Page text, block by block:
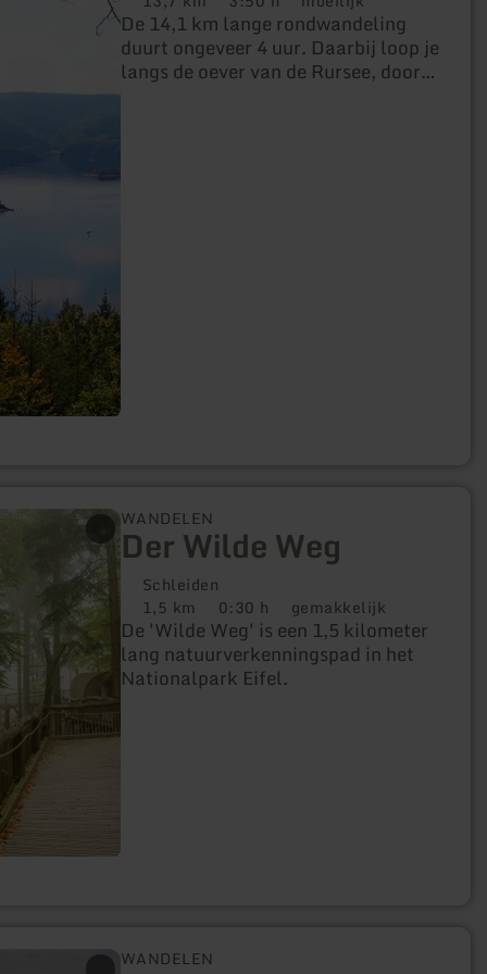
Afstand:
Duur: Moeilijkheidsgraad:
De 14,1 km lange rondwandeling
duurt ongeveer 4 uur. Daarbij loop je
langs de oever van de Rursee, door
WANDELEN
Der Wilde Weg
Schleiden
Afstand:
1,5 km Duur:
0:30 h Moeilijkheidsgraad:
gemakkelijk
De 'Wilde Weg' is een 1,5 kilometer
lang natuurverkenningspad in het
Nationalpark Eifel.
WANDELEN